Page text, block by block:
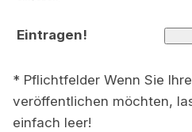
Eintragen!
* Pflichtfelder Wenn Sie
veröffentlichen möchten,
einfach leer!